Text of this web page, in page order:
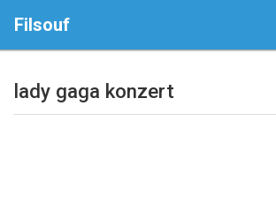
Filsouf
lady gaga konzert